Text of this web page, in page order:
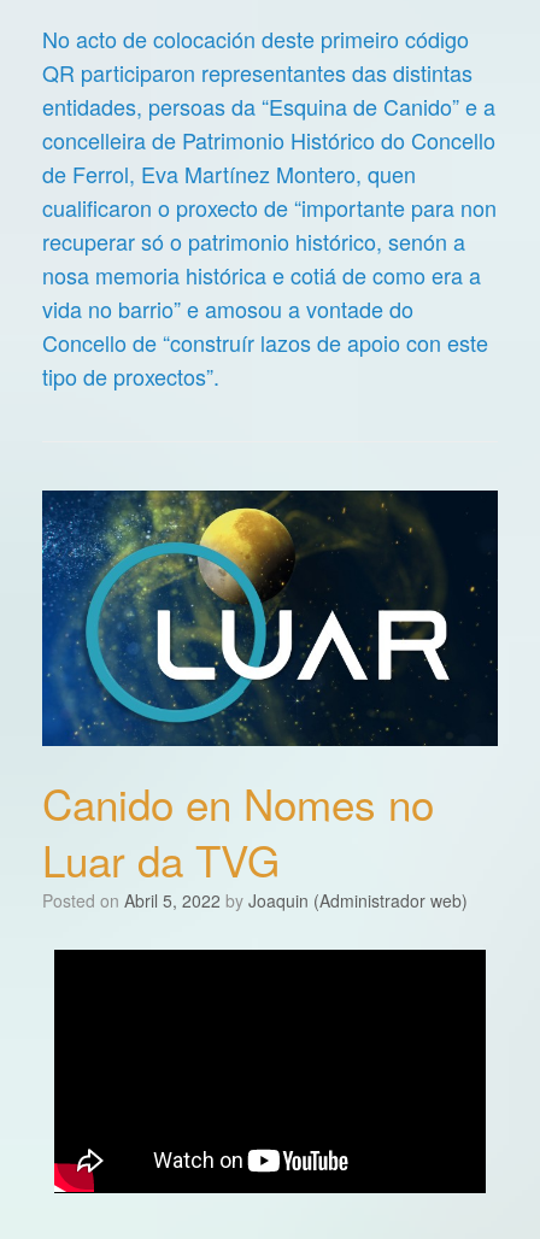
No acto de colocación deste primeiro código
QR participaron representantes das distintas
entidades, persoas da “Esquina de Canido” e a
concelleira de Patrimonio Histórico do Concello
de Ferrol, Eva Martínez Montero, quen
cualificaron o proxecto de “importante para non
recuperar só o patrimonio histórico, senón a
nosa memoria histórica e cotiá de como era a
vida no barrio” e amosou a vontade do
Concello de “construír lazos de apoio con este
tipo de proxectos”.
Canido en Nomes no
Luar da TVG
Posted on Abril 5, 2022 by Joaquin (Administrador web)